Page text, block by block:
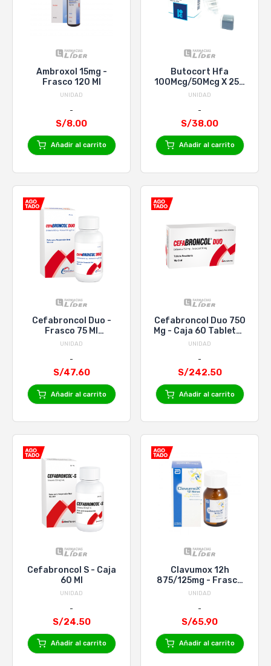
Ambroxol 15mg -
Frasco 120 Ml
UNIDAD
S/8.00
Añadir al carrito
Butocort Hfa
100Mcg/50Mcg X 250
Dosis
UNIDAD
S/38.00
Añadir al carrito
Cefabroncol Duo -
Frasco 75 Ml
Suspensión Oral
UNIDAD
S/47.60
Añadir al carrito
Cefabroncol Duo 750
Mg - Caja 60 Tabletas
Recubiertas
UNIDAD
S/242.50
Añadir al carrito
Cefabroncol S - Caja
60 Ml
UNIDAD
S/24.50
Añadir al carrito
Clavumox 12h
875/125mg - Frasco
14 Tabletas
UNIDAD
S/65.90
Añadir al carrito